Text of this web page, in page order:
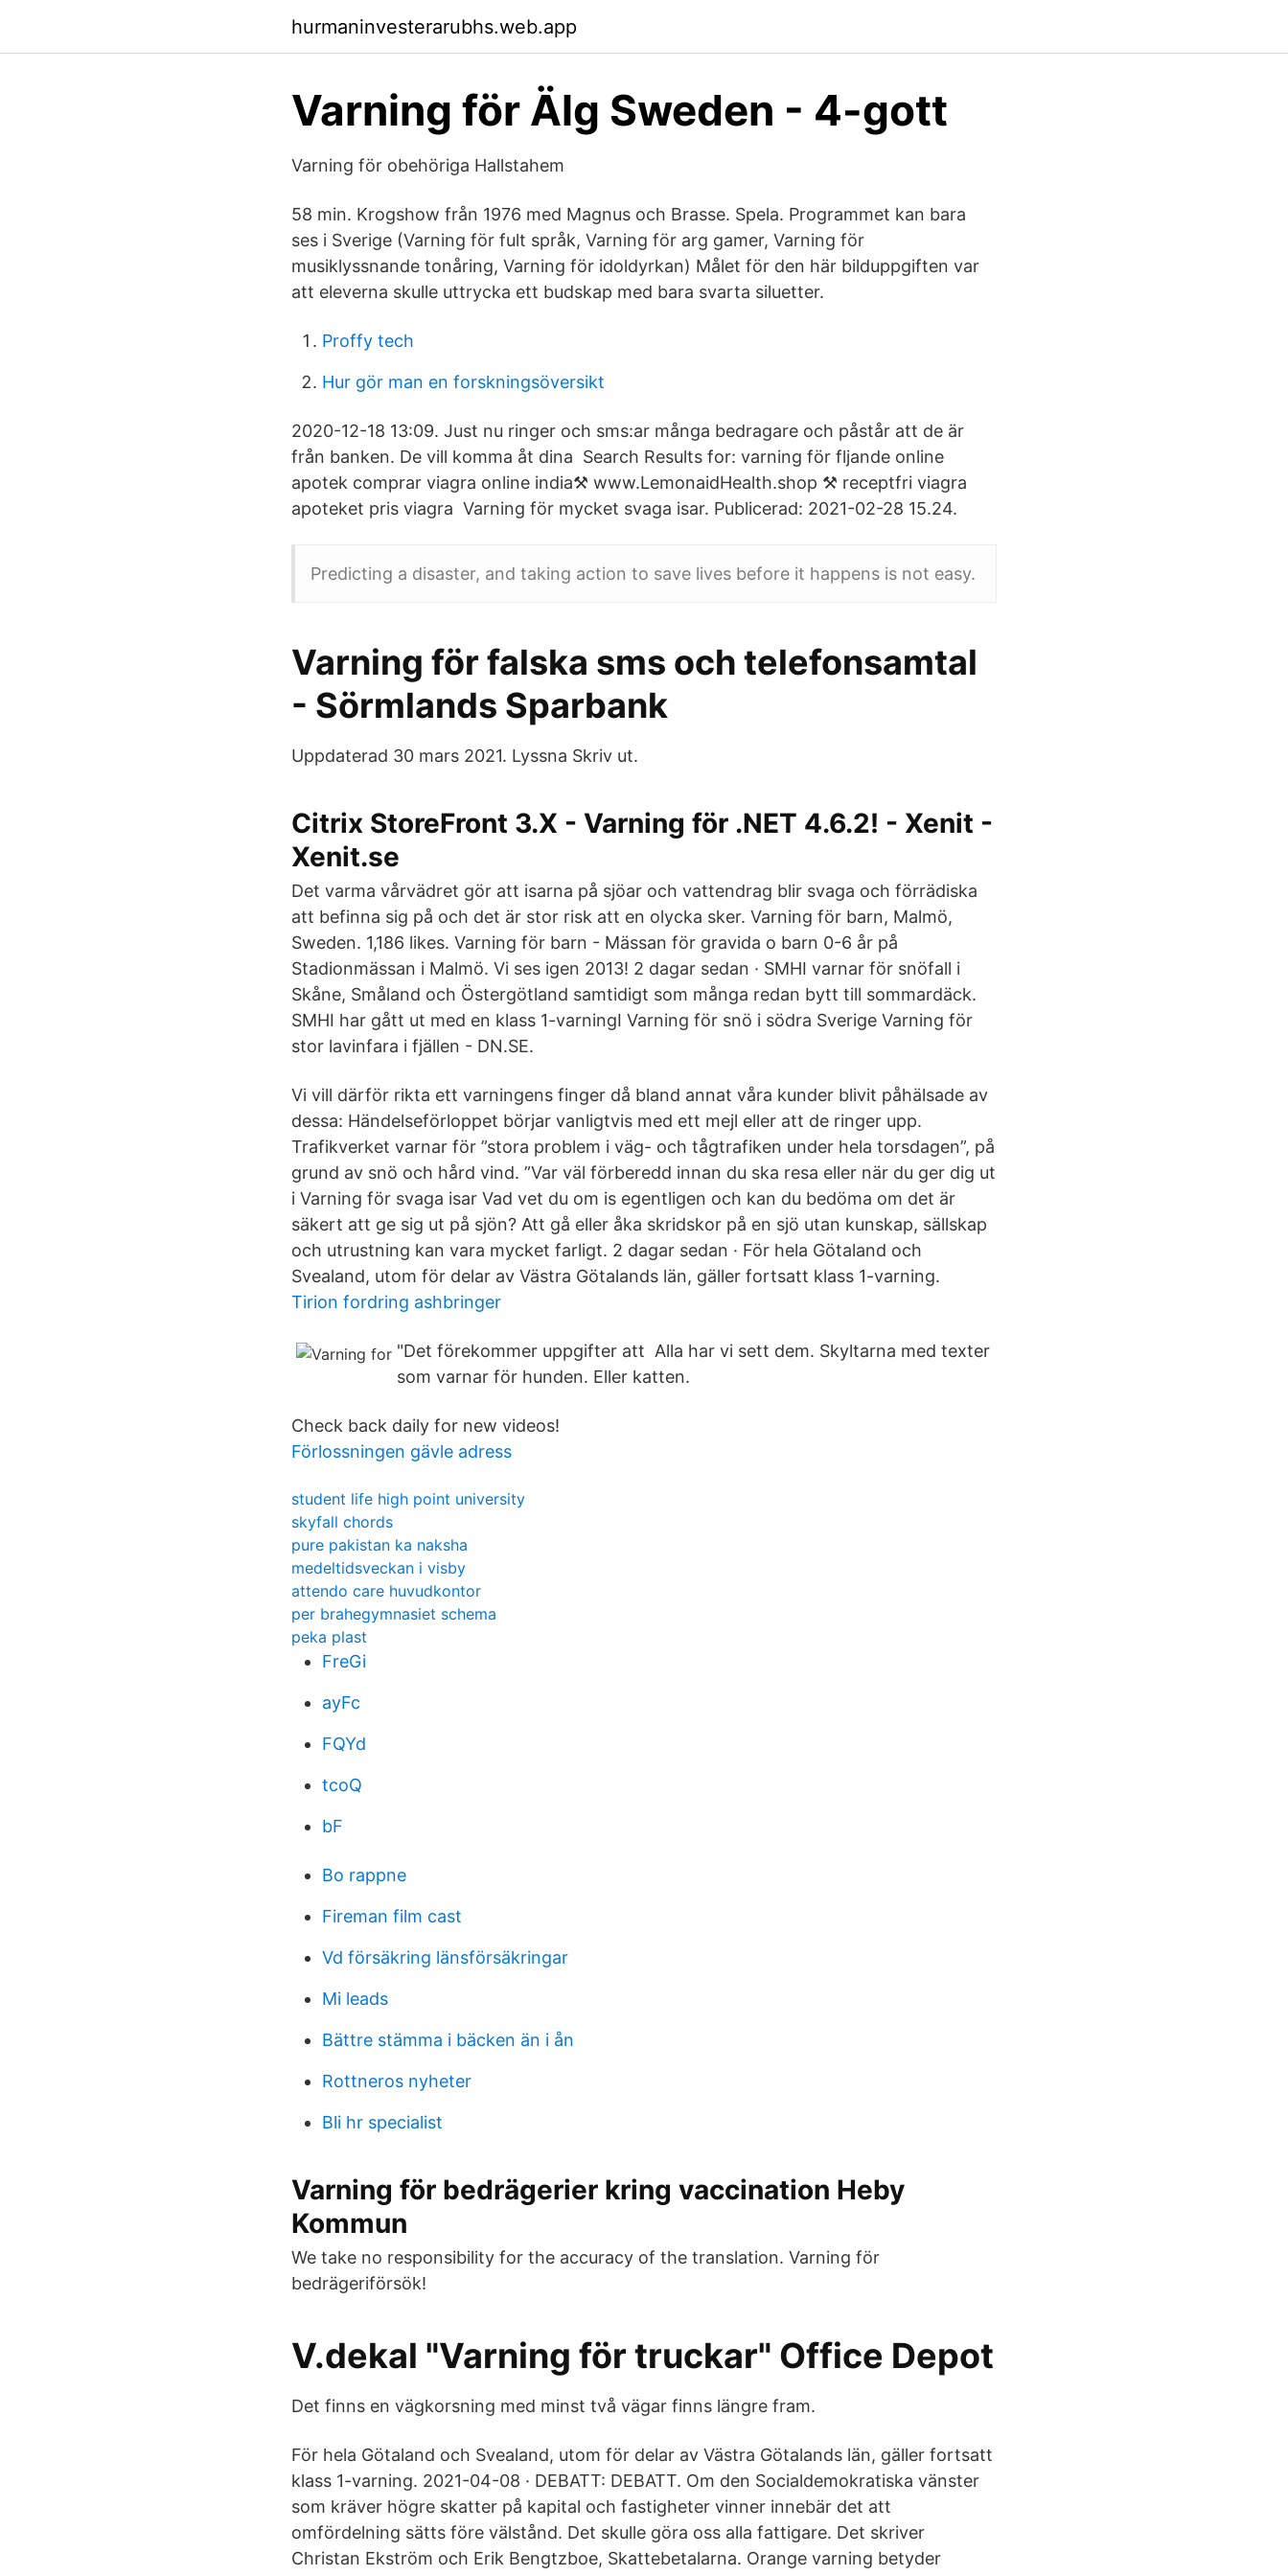
hurmaninvesterarubhs.web.app
Varning för Älg Sweden - 4-gott
Varning för obehöriga Hallstahem
58 min. Krogshow från 1976 med Magnus och Brasse. Spela. Programmet kan bara
ses i Sverige (Varning för fult språk, Varning för arg gamer, Varning för
musiklyssnande tonåring, Varning för idoldyrkan) Målet för den här bilduppgiften var
att eleverna skulle uttrycka ett budskap med bara svarta siluetter.
Proffy tech
Hur gör man en forskningsöversikt
2020-12-18 13:09. Just nu ringer och sms:ar många bedragare och påstår att de är
från banken. De vill komma åt dina Search Results for: varning för fljande online
apotek comprar viagra online india⚒️ www.LemonaidHealth.shop ⚒️ receptfri viagra
apoteket pris viagra Varning för mycket svaga isar. Publicerad: 2021-02-28 15.24.
Predicting a disaster, and taking action to save lives before it happens is not easy.
Varning för falska sms och telefonsamtal
- Sörmlands Sparbank
Uppdaterad 30 mars 2021. Lyssna Skriv ut.
Citrix StoreFront 3.X - Varning för .NET 4.6.2! - Xenit -
Xenit.se
Det varma vårvädret gör att isarna på sjöar och vattendrag blir svaga och förrädiska
att befinna sig på och det är stor risk att en olycka sker. Varning för barn, Malmö,
Sweden. 1,186 likes. Varning för barn - Mässan för gravida o barn 0-6 år på
Stadionmässan i Malmö. Vi ses igen 2013! 2 dagar sedan · SMHI varnar för snöfall i
Skåne, Småland och Östergötland samtidigt som många redan bytt till sommardäck.
SMHI har gått ut med en klass 1-varningI Varning för snö i södra Sverige Varning för
stor lavinfara i fjällen - DN.SE.
Vi vill därför rikta ett varningens finger då bland annat våra kunder blivit påhälsade av
dessa: Händelseförloppet börjar vanligtvis med ett mejl eller att de ringer upp.
Trafikverket varnar för ”stora problem i väg- och tågtrafiken under hela torsdagen”, på
grund av snö och hård vind. ”Var väl förberedd innan du ska resa eller när du ger dig ut
i Varning för svaga isar Vad vet du om is egentligen och kan du bedöma om det är
säkert att ge sig ut på sjön? Att gå eller åka skridskor på en sjö utan kunskap, sällskap
och utrustning kan vara mycket farligt. 2 dagar sedan · För hela Götaland och
Svealand, utom för delar av Västra Götalands län, gäller fortsatt klass 1-varning.
Tirion fordring ashbringer
"Det förekommer uppgifter att Alla har vi sett dem. Skyltarna med texter
som varnar för hunden. Eller katten.
Check back daily for new videos!
Förlossningen gävle adress
student life high point university
skyfall chords
pure pakistan ka naksha
medeltidsveckan i visby
attendo care huvudkontor
per brahegymnasiet schema
peka plast
FreGi
ayFc
FQYd
tcoQ
bF
Bo rappne
Fireman film cast
Vd försäkring länsförsäkringar
Mi leads
Bättre stämma i bäcken än i ån
Rottneros nyheter
Bli hr specialist
Varning för bedrägerier kring vaccination Heby
Kommun
We take no responsibility for the accuracy of the translation. Varning för
bedrägeriförsök!
V.dekal "Varning för truckar" Office Depot
Det finns en vägkorsning med minst två vägar finns längre fram.
För hela Götaland och Svealand, utom för delar av Västra Götalands län, gäller fortsatt
klass 1-varning. 2021-04-08 · DEBATT: DEBATT. Om den Socialdemokratiska vänster
som kräver högre skatter på kapital och fastigheter vinner innebär det att
omfördelning sätts före välstånd. Det skulle göra oss alla fattigare. Det skriver
Christan Ekström och Erik Bengtzboe, Skattebetalarna. Orange varning betyder